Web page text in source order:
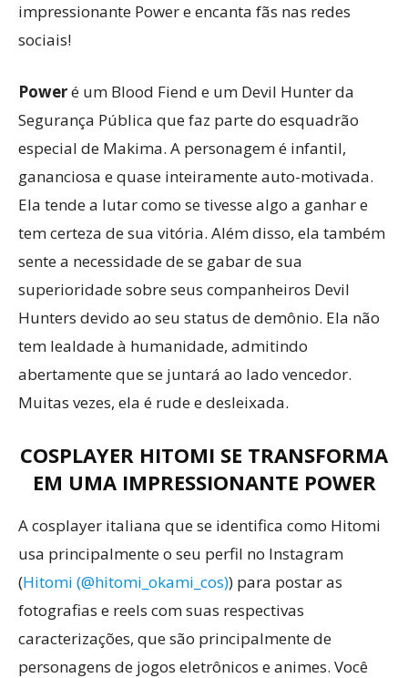
impressionante Power e encanta fãs nas redes
sociais!
Poweré um Blood Fiend e um Devil Hunter da
Segurança Pública que faz parte do esquadrão
especial de Makima. A personagem é infantil,
gananciosa e quase inteiramente auto-motivada.
Ela tende a lutar como se tivesse algo a ganhar e
tem certeza de sua vitória. Além disso, ela também
sente a necessidade de se gabar de sua
superioridade sobre seus companheiros Devil
Hunters devido ao seu status de demônio. Ela não
tem lealdade à humanidade, admitindo
abertamente que se juntará ao lado vencedor.
Muitas vezes, ela é rude e desleixada.
COSPLAYER HITOMI SE TRANSFORMA
EM UMA IMPRESSIONANTE POWER
A cosplayer italiana que se identifica como Hitomi
usa principalmente o seu perfil no Instagram
(Hitomi (@hitomi_okami_cos)) para postar as
fotografias e reels com suas respectivas
caracterizações, que são principalmente de
personagens de jogos eletrônicos e animes. Você